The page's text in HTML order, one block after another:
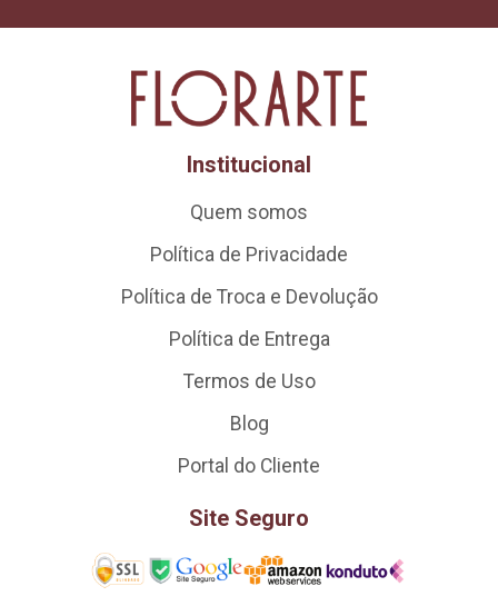
Institucional
Quem somos
Política de Privacidade
Política de Troca e Devolução
Política de Entrega
Termos de Uso
Blog
Portal do Cliente
Site Seguro